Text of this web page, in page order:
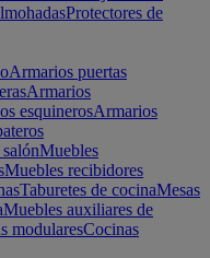
Protectores de
Armarios puertas
Armarios
esquinerosArmarios
Muebles
Muebles recibidores
Taburetes de cocinaMesas
Muebles auxiliares de
modularesCocinas